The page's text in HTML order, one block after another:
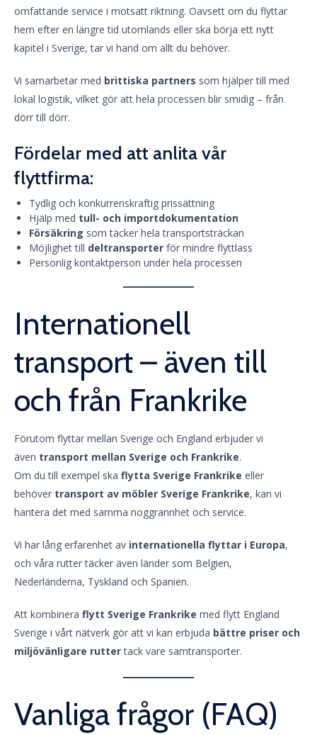
omfattande service i motsatt riktning. Oavsett om du flyttar
hem efter en längre tid utomlands eller ska börja ett nytt
kapitel i Sverige, tar vi hand om allt du behöver.
Vi samarbetar med brittiska partners som hjälper till med
lokal logistik, vilket gör att hela processen blir smidig – från
dörr till dörr.
Fördelar med att anlita vår
flyttfirma:
Tydlig och konkurrenskraftig prissättning
Hjälp med tull- och importdokumentation
Försäkring som täcker hela transportsträckan
Möjlighet till deltransporter för mindre flyttlass
Personlig kontaktperson under hela processen
Internationell
transport – även till
och från Frankrike
Förutom flyttar mellan Sverige och England erbjuder vi
även transport mellan Sverige och Frankrike.
Om du till exempel ska flytta Sverige Frankrike eller
behöver transport av möbler Sverige Frankrike, kan vi
hantera det med samma noggrannhet och service.
Vi har lång erfarenhet av internationella flyttar i Europa,
och våra rutter täcker även länder som Belgien,
Nederländerna, Tyskland och Spanien.
Att kombinera flytt Sverige Frankrike med flytt England
Sverige i vårt nätverk gör att vi kan erbjuda bättre priser och
miljövänligare ruttertack vare samtransporter.
Vanliga frågor (FAQ)